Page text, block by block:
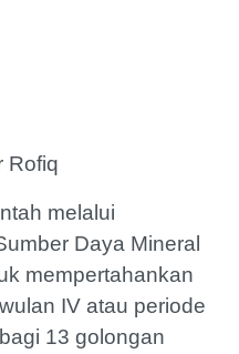
Rofiq
melalui
Daya Mineral
mempertahankan
IV atau periode
13 golongan